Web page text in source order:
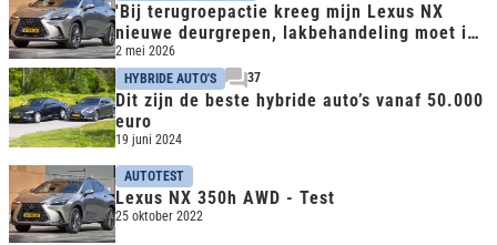
'Bij terugroepactie kreeg mijn Lexus NX
nieuwe deurgrepen, lakbehandeling moet ik
zelf betalen'
2 mei 2026
HYBRIDE AUTO'S
37
Dit zijn de beste hybride auto’s vanaf 50.000
euro
19 juni 2024
AUTOTEST
Lexus NX 350h AWD - Test
25 oktober 2022